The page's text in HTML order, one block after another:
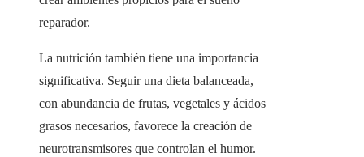
reparador.
La nutrición también tiene una importancia
significativa. Seguir una dieta balanceada,
con abundancia de frutas, vegetales y ácidos
grasos necesarios, favorece la creación de
neurotransmisores que controlan el humor.